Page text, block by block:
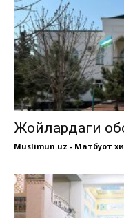
Жойлардаги
Muslimun.uz - Матбуот